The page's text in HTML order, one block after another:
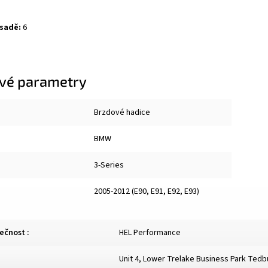
6
parametry
Brzdové hadice
BMW
3-Series
2005-2012 (E90, E91, E92, E93)
: HEL Performance
Unit 4, Lower Trelake Business Park